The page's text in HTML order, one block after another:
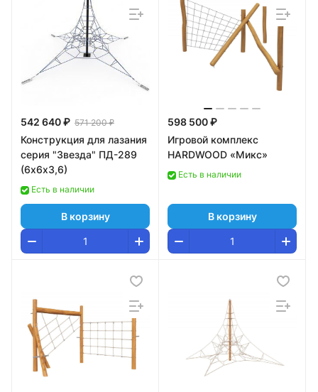
542 640 ₽ 571 200 ₽
Конструкция для лазания
серия "Звезда" ПД-289
(6х6х3,6)
Есть в наличии
В корзину
598 500 ₽
Игровой комплекс
HARDWOOD «Микс»
Есть в наличии
В корзину